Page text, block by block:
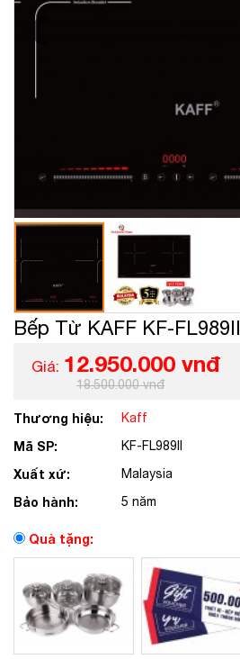
Bếp Từ KAFF KF-FL989II
Giá: 12.950.000 vnđ
18.500.000 vnđ
Thương hiệu: Kaff
Mã SP: KF-FL989II
Xuất xứ: Malaysia
Bảo hành: 5 năm
Quà tặng: